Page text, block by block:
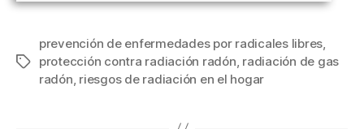
Etiquetas
prevención de enfermedades por radicales libres
protección contra radiación radón radiación de gas
radón riesgos de radiación en el hogar